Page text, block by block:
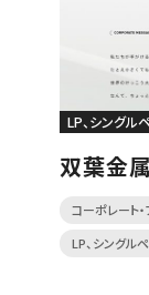
LP、シングル
双葉金属
コーポレート
LP、シングル